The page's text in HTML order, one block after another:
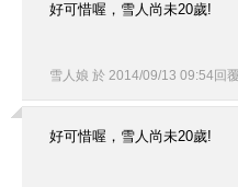
好可惜喔，雪人尚未20歲!
雪人娘 於 2014/09/13 09:54回覆
好可惜喔，雪人尚未20歲!